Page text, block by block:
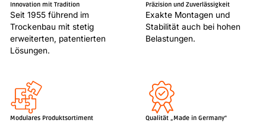
Innovation mit Tradition
Seit 1955 führend im
Trockenbau mit stetig
erweiterten, patentierten
Lösungen.
Präzision und Zuverlässigkeit
Exakte Montagen und
Stabilität auch bei hohen
Belastungen.
Modulares Produktsortiment Qualität „Made in Germany“